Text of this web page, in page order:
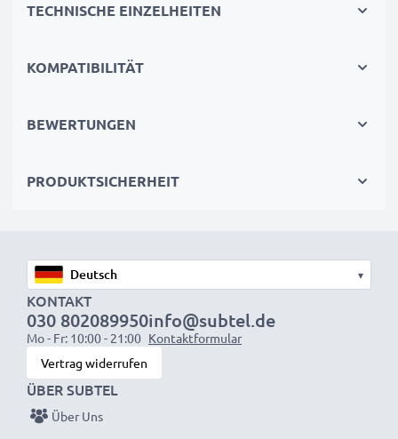
unterzogen und entsprechen den höchsten EU-
Die umweltfreundliche Alternative
ökologischen Fußabdruck durch Recycling und
Entscheiden Sie sich für CELLONIC und machen Sie
keine Abstriche bei der Qualität!
TECHNISCHE EINZELHEITEN
KOMPATIBILITÄT
BEWERTUNGEN
PRODUKTSICHERHEIT
▾
KONTAKT
030 802089950
Mo - Fr: 10:00 - 21:00
info@subtel.de
Kontaktformular
Vertrag widerrufen
ÜBER SUBTEL
Über Uns